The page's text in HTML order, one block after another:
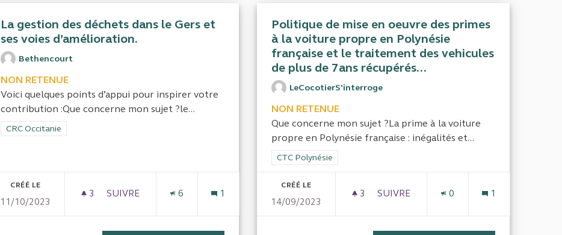
La gestion des déchets dans le Gers et
ses voies d’amélioration.
Bethencourt
NON RETENUE
Voici quelques points d’appui pour inspirer votre
contribution :Que concerne mon sujet ?le...
Filtrer les résultats de la catégorie : CRC Occitanie
CRC Occitanie
CRÉÉ LE
11/10/2023
3 3 ABONNÉS
SUIVRE
LA GESTION DES DÉCHETS DANS LE GERS ET SES VOIES D’AMÉLIORATION.
6 1
Politique de mise en oeuvre des primes
à la voiture propre en Polynésie
française et le traitement des vehicules
de plus de 7ans récupérés...
LeCocotierS'interroge
NON RETENUE
Que concerne mon sujet ?La prime à la voiture
propre en Polynésie française : inégalités et...
Filtrer les résultats de la catégorie : CTC Polynésie
CTC Polynésie
CRÉÉ LE
14/09/2023
3 3 ABONNÉS
SUIVRE
0 1